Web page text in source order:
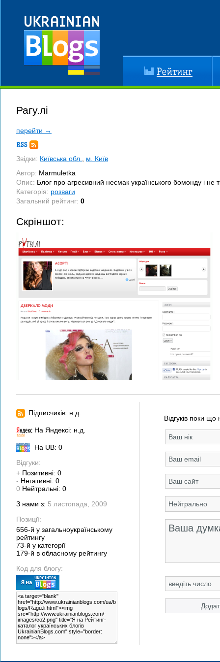
Рейтинг
Рагу.лі
перейти →
Підписка
Звідки: Київська обл.
м. Київ
Автор: Marmuletka
Опис: Блог про агресивний несмак українського бомонду і не
Категорія: розваги
Загальний рейтинг: 0
Скріншот:
Підписчиків: н.д.
На Яндексі: н.д.
На UB: 0
Відгуки:
+ Позитивні: 0
- Негативні: 0
0 Нейтральні: 0
З нами з: 5 листопада, 2009
Позиції:
656-й у загальноукраїнському
рейтингу
73-й у категорії
179-й в обласному рейтингу
Код для блогу:
Відгуків поки